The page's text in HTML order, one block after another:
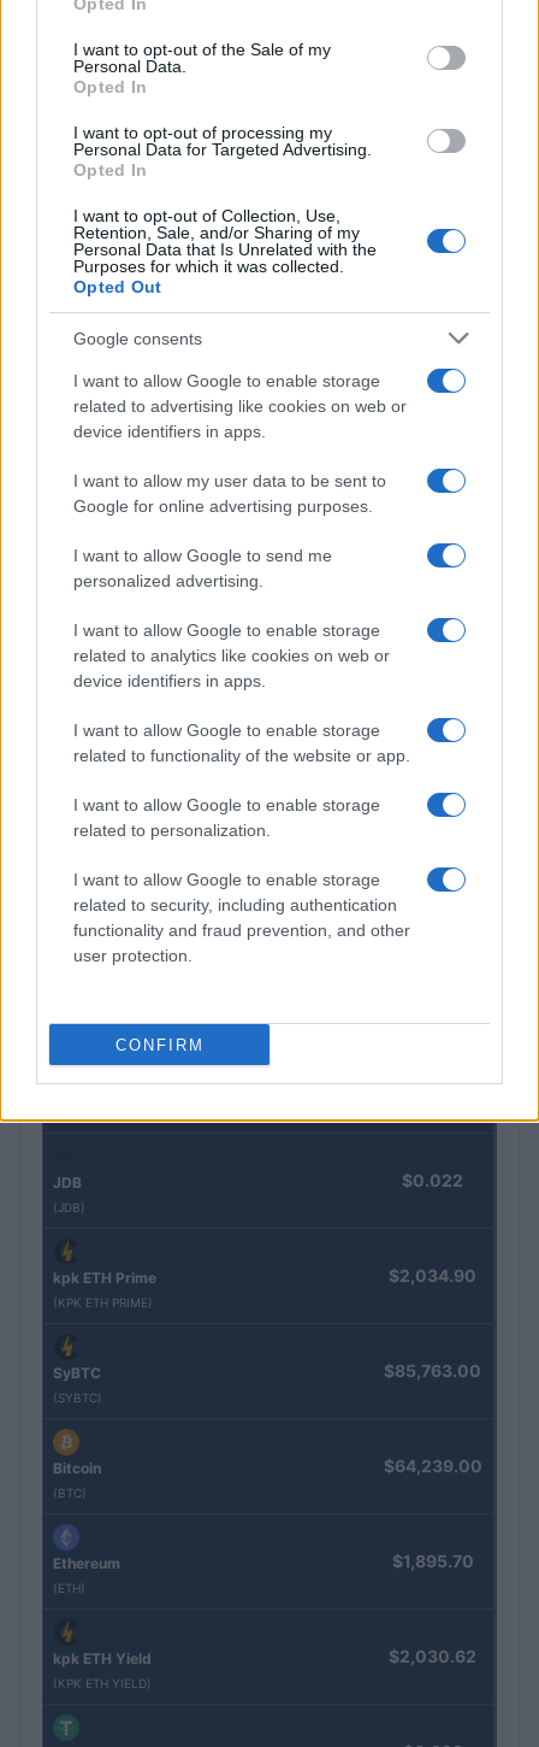
use your data for below specified purposes in below Google
consent section.
I want to opt-out of the Sale of my
Personal Data.
Opted In
I want to opt-out of processing my
Personal Data for Targeted Advertising.
Opted In
I want to opt-out of Collection, Use,
Retention, Sale, and/or Sharing of my
Personal Data that Is Unrelated with the
Purposes for which it was collected.
Opted Out
Google consents
I want to allow Google to enable storage
related to advertising like cookies on web or
device identifiers in apps.
I want to allow my user data to be sent to
Google for online advertising purposes.
I want to allow Google to send me
personalized advertising.
I want to allow Google to enable storage
related to analytics like cookies on web or
device identifiers in apps.
I want to allow Google to enable storage
related to functionality of the website or app.
I want to allow Google to enable storage
related to personalization.
I want to allow Google to enable storage
related to security, including authentication
functionality and fraud prevention, and other
user protection.
CONFIRM
Presidente Lula propõe política fiscal séria para reduzir juros e
critica limitações orçamentárias
FINANÇA
Gávea Investimentos fecha multimercados e transfere R$ 2
bilhões para Bradesco Asset
Rafael Oliveira · 5 ago 2026
Eureka Bridged PAX Gold (Terra $4,205.78
JDB
(JDB)
$0.022
kpk ETH Prime
(KPK ETH PRIME)
$2,034.90
SyBTC
(SYBTC)
$85,763.00
Bitcoin
(BTC)
$64,239.00
Ethereum
(ETH)
$1,895.70
kpk ETH Yield
(KPK ETH YIELD)
$2,030.62